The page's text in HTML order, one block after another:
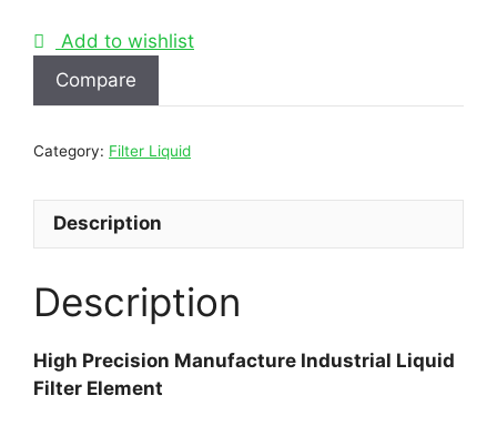
Add to wishlist
Compare
Category: Filter Liquid
Description
Description
High Precision Manufacture Industrial Liquid
Filter Element